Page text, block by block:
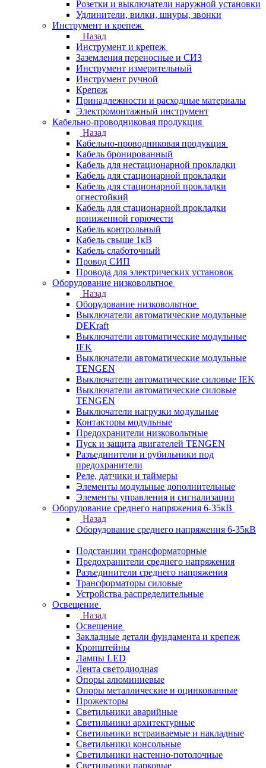
Розетки и выключатели наружной установки
Удлинители, вилки, шнуры, звонки
Инструмент и крепеж
Назад
Инструмент и крепеж
Заземления переносные и СИЗ
Инструмент измерительный
Инструмент ручной
Крепеж
Принадлежности и расходные материалы
Электромонтажный инструмент
Кабельно-проводниковая продукция
Назад
Кабельно-проводниковая продукция
Кабель бронированный
Кабель для нестационарной прокладки
Кабель для стационарной прокладки
Кабель для стационарной прокладки
огнестойкий
Кабель для стационарной прокладки
пониженной горючести
Кабель контрольный
Кабель свыше 1кВ
Кабель слаботочный
Провод СИП
Провода для электрических установок
Оборудование низковольтное
Назад
Оборудование низковольтное
Выключатели автоматические модульные
DEKraft
Выключатели автоматические модульные
IEK
Выключатели автоматические модульные
TENGEN
Выключатели автоматические силовые IEK
Выключатели автоматические силовые
TENGEN
Выключатели нагрузки модульные
Контакторы модульные
Предохранители низковольтные
Пуск и защита двигателей TENGEN
Разъединители и рубильники под
предохранители
Реле, датчики и таймеры
Элементы модульные дополнительные
Элементы управления и сигнализации
Оборудование среднего напряжения 6-35кВ
Назад
Оборудование среднего напряжения 6-35кВ
Подстанции трансформаторные
Предохранители среднего напряжения
Разъединители среднего напряжения
Трансформаторы силовые
Устройства распределительные
Освещение
Назад
Освещение
Закладные детали фундамента и крепеж
Кронштейны
Лампы LED
Лента светодиодная
Опоры алюминиевые
Опоры металлические и оцинкованные
Прожекторы
Светильники аварийные
Светильники архитектурные
Светильники встраиваемые и накладные
Светильники консольные
Светильники настенно-потолочные
Светильники парковые